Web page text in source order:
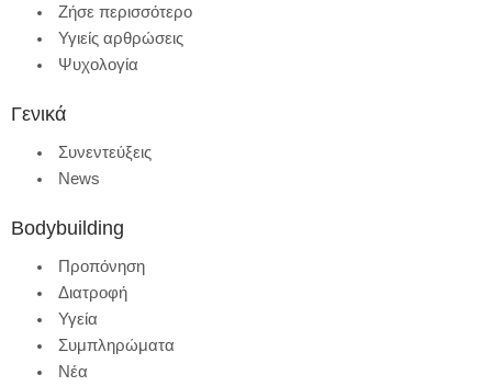
Ζήσε περισσότερο
Υγιείς αρθρώσεις
Ψυχολογία
Γενικά
Συνεντεύξεις
News
Bodybuilding
Προπόνηση
Διατροφή
Υγεία
Συμπληρώματα
Νέα